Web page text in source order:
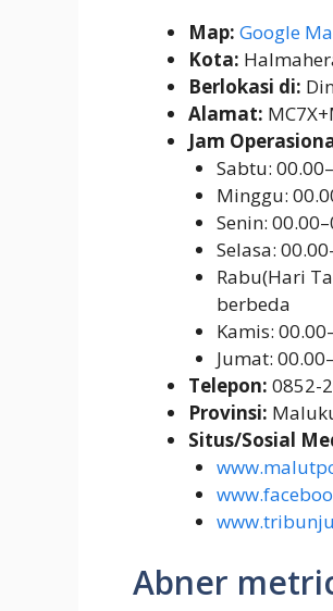
Map: Google
Kota:
Berlokasi di:
Alamat:
Jam
Sabtu:
Minggu:
Senin:
Selasa:
Rabu(Hari
berbeda
Kamis:
Jumat:
Telepon: 0852-
Provinsi:
Situs/Sosial
Abner